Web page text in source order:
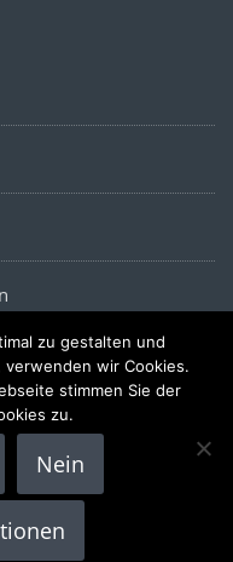
- Alle Rechte
zu gestalten und
wir Cookies.
stimmen Sie der
zu.
Nein